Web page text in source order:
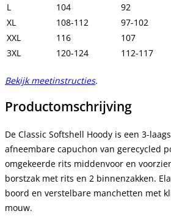
L
104 92
XL
108-112 97-102
XXL
116 107
3XL
120-124 112-117
Bekijk meetinstructies.
Productomschrijving
De Classic Softshell Hoody is een 3-
afneembare capuchon van gerecycled
omgekeerde rits middenvoor en
borstzak met rits en 2 binnenzakken.
boord en verstelbare manchetten met
mouw.